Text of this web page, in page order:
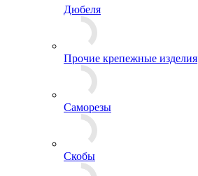
Дюбеля
Прочие крепежные изделия
Саморезы
Скобы